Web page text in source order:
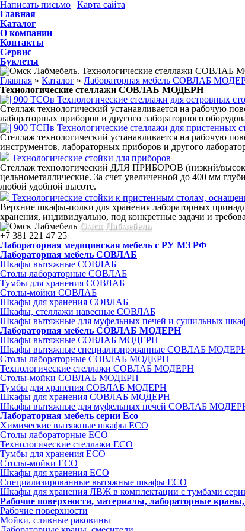
Написать письмо | Карта сайта
Главная
Каталог
О компании
Контакты
Сервис
Буклеты
Главная » Каталог » Лабораторная мебель СОВЛАБ
Технологические стеллажи СОВЛАБ МОДЕРН
Технологические стеллажи для островных
Стеллаж технологический устанавливается на рабочую
лабораторных приборов и другого лабораторного
Технологические стеллажи для пристенных
Стеллаж технологический устанавливается на рабочую
инструментов, лабораторных приборов и другого
Технологические стойки для приборов
Стеллаж технологический ДЛЯ ПРИБОРОВ (низкий/
цельнометаллические. За счет увеличенной до 400 мм
любой удобной высоте.
Технологические стойки к пристенным столам,
Верхние шкафы-полки для хранения лабораторных
хранения, индивидуально, под конкретные задачи и
Омск Лабмебель
+7 381 221 47 25
Лабораторная медицинская мебель с РУ МЗ РФ
Лабораторная мебель СОВЛАБ
Шкафы вытяжные СОВЛАБ
Столы лабораторные СОВЛАБ
Тумбы для хранения СОВЛАБ
Столы-мойки СОВЛАБ
Шкафы для хранения СОВЛАБ
Шкафы, стеллажи навесные СОВЛАБ
Шкафы вытяжные для муфельных печей и сушильных
Лабораторная мебель СОВЛАБ МОДЕРН
Шкафы вытяжные СОВЛАБ МОДЕРН
Шкафы вытяжные специализированные СОВЛАБ
Столы лабораторные СОВЛАБ МОДЕРН
Технологические стеллажи СОВЛАБ МОДЕРН
Столы-мойки СОВЛАБ МОДЕРН
Тумбы для хранения СОВЛАБ МОДЕРН
Шкафы для хранения СОВЛАБ МОДЕРН
Шкафы вытяжные для муфельных печей СОВЛАБ
Лабораторная мебель серии Eco
Химические вытяжные шкафы ECO
Столы лабораторные ECO
Технологические стеллажи ECO
Тумбы для хранения ECO
Столы-мойки ECO
Шкафы для хранения ECO
Специализированные вытяжные шкафы ECO
Шкафы для хранения ЛВЖ в комплектации с тумбами
Рабочие поверхности, материалы, лабораторные
Рабочие поверхности
Мойки, сливные раковины